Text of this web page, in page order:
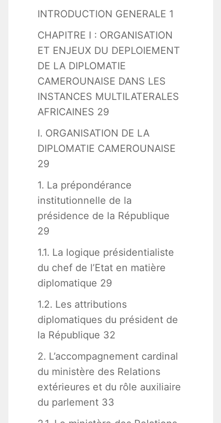
INTRODUCTION GENERALE 1
CHAPITRE I : ORGANISATION
ET ENJEUX DU DEPLOIEMENT
DE LA DIPLOMATIE
CAMEROUNAISE DANS LES
INSTANCES MULTILATERALES
AFRICAINES 29
I. ORGANISATION DE LA
DIPLOMATIE CAMEROUNAISE
29
1. La prépondérance
institutionnelle de la
présidence de la République
29
1.1. La logique présidentialiste
du chef de l’Etat en matière
diplomatique 29
1.2. Les attributions
diplomatiques du président de
la République 32
2. L’accompagnement cardinal
du ministère des Relations
extérieures et du rôle auxiliaire
du parlement 33